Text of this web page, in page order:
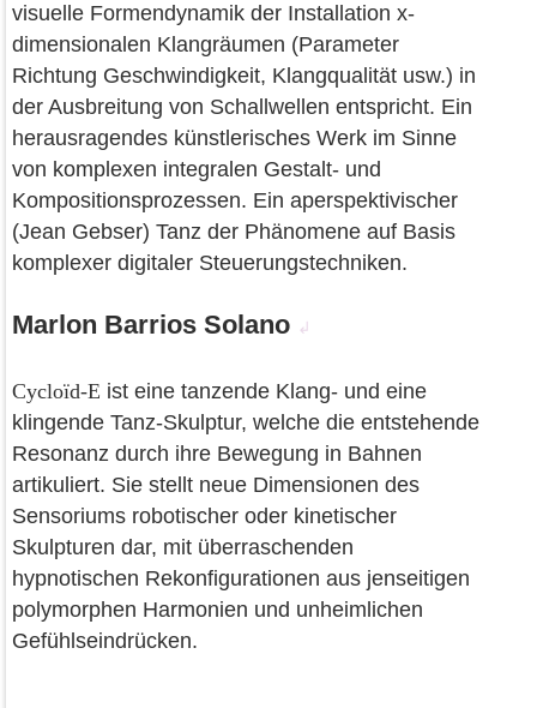
visuelle Formendynamik der Installation x-
dimensionalen Klangräumen (Parameter
Richtung Geschwindigkeit, Klangqualität usw.) in
der Ausbreitung von Schallwellen entspricht. Ein
herausragendes künstlerisches Werk im Sinne
von komplexen integralen Gestalt- und
Kompositionsprozessen. Ein aperspektivischer
(Jean Gebser) Tanz der Phänomene auf Basis
komplexer digitaler Steuerungstechniken.
Marlon Barrios Solano ↲
Cycloïd-E ist eine tanzende Klang- und eine
klingende Tanz-Skulptur, welche die entstehende
Resonanz durch ihre Bewegung in Bahnen
artikuliert. Sie stellt neue Dimensionen des
Sensoriums robotischer oder kinetischer
Skulpturen dar, mit überraschenden
hypnotischen Rekonfigurationen aus jenseitigen
polymorphen Harmonien und unheimlichen
Gefühlseindrücken.